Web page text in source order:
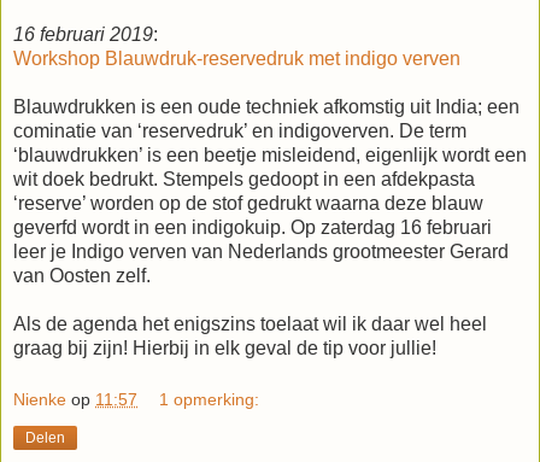
16 februari 2019:
Workshop Blauwdruk-reservedruk met indigo verven
Blauwdrukken is een oude techniek afkomstig uit India; een
cominatie van ‘reservedruk’ en indigoverven. De term
‘blauwdrukken’ is een beetje misleidend, eigenlijk wordt een
wit doek bedrukt. Stempels gedoopt in een afdekpasta
‘reserve’ worden op de stof gedrukt waarna deze blauw
geverfd wordt in een indigokuip. Op zaterdag 16 februari
leer je Indigo verven van Nederlands grootmeester Gerard
van Oosten zelf.
Als de agenda het enigszins toelaat wil ik daar wel heel
graag bij zijn! Hierbij in elk geval de tip voor jullie!
Nienke op 11:57 1 opmerking:
Delen